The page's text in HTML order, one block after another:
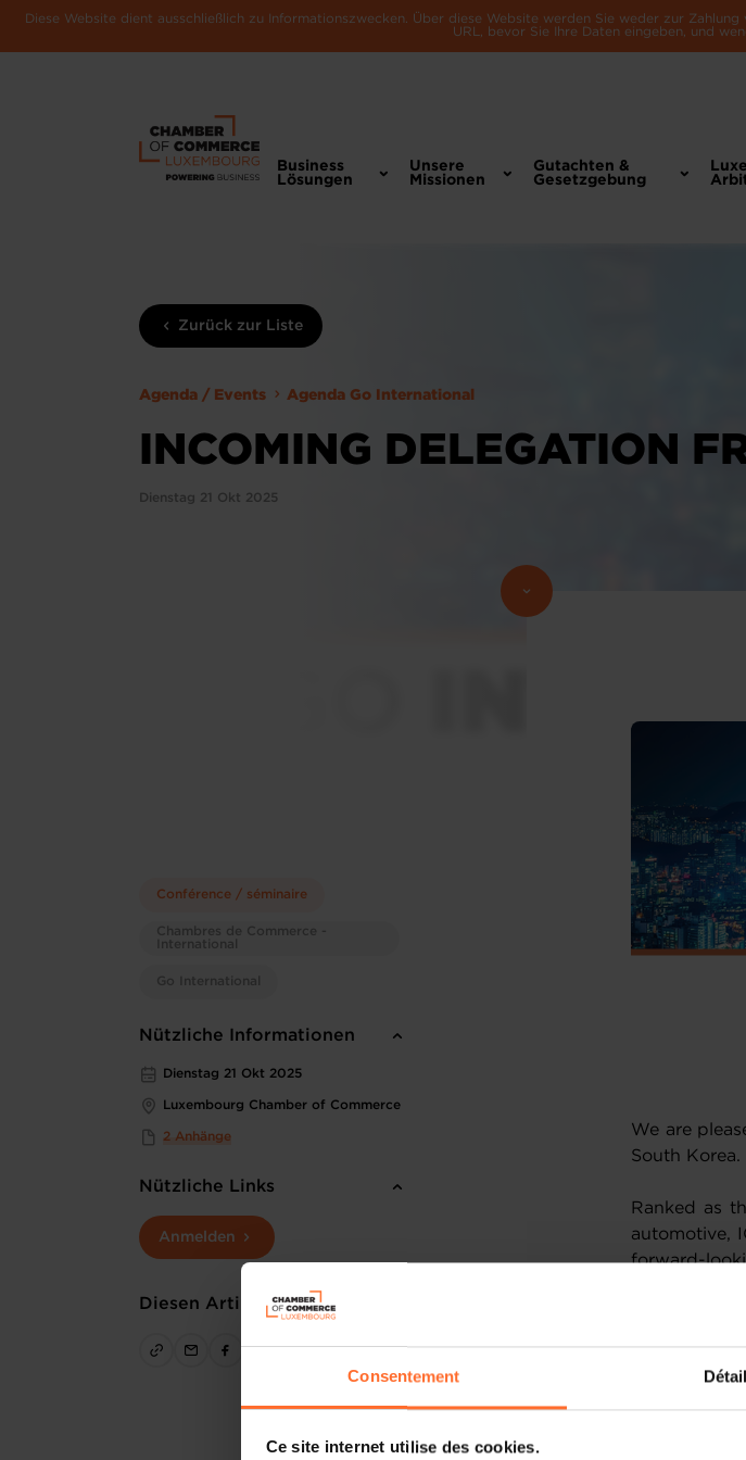
Consentement
Ce site internet utilise des cookies.
Diese Website dient ausschließlich zu Informationszwecken. Über diese Website werden Sie weder zur
URL, bevor Sie Ihre Daten eingeben, und
Business
Lösungen
Unsere
Missionen
Gutachten &
Gesetzgebung
Zurück zur Liste
Agenda / Events Agenda Go International
INCOMING DELEGATION
Dienstag 21 Okt 2025
Conférence / séminaire
Chambres de Commerce -
International
Go International
Nützliche Informationen
Dienstag 21 Okt 2025
Luxembourg Chamber of Commerce
2 Anhänge
Nützliche Links
Anmelden
Diesen Artikel teilen
We are
South Korea.
Ranked as
automotive,
forward-
explore
During the